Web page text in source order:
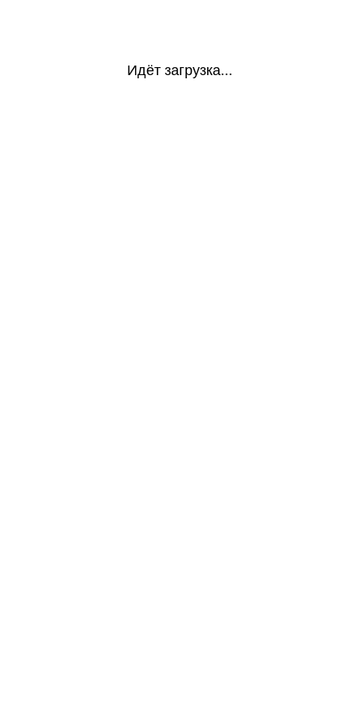
Идёт загрузка...